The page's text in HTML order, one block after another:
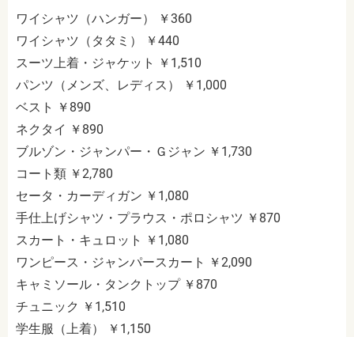
ワイシャツ（ハンガー） ￥360
ワイシャツ（タタミ） ￥440
スーツ上着・ジャケット ￥1,510
パンツ（メンズ、レディス） ￥1,000
ベスト ￥890
ネクタイ ￥890
ブルゾン・ジャンパー・Ｇジャン ￥1,730
コート類 ￥2,780
セータ・カーディガン ￥1,080
手仕上げシャツ・プラウス・ポロシャツ ￥870
スカート・キュロット ￥1,080
ワンピース・ジャンパースカート ￥2,090
キャミソール・タンクトップ ￥870
チュニック ￥1,510
学生服（上着） ￥1,150